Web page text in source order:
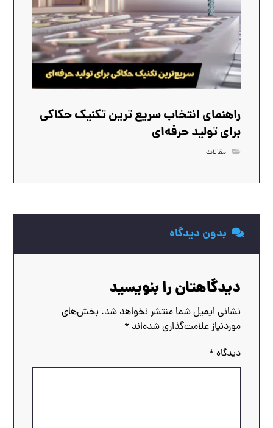
راهنمای انتخاب سریع‌ ترین تکنیک حکاکی
برای تولید حرفه‌ای
مقالات
بدون دیدگاه
دیدگاهتان را بنویسید
نشانی ایمیل شما منتشر نخواهد شد. بخش‌های
موردنیاز علامت‌گذاری شده‌اند *
دیدگاه *